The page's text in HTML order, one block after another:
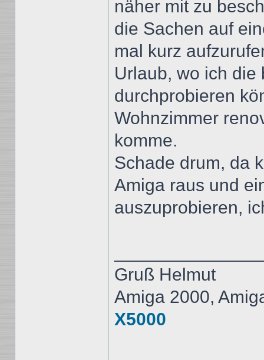
näher mit zu
die Sachen auf
mal kurz
Urlaub, wo ich die
durchprobieren
Wohnzimmer
komme.
Schade drum, da
Amiga raus und
auszuprobieren,
Gruß Helmut
Amiga 2000,
X5000